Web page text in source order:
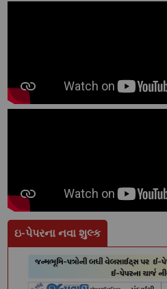
ઇ-પેપરના નવા શુલ્ક